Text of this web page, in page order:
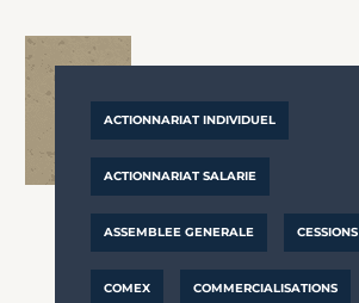
ACTIONNARIAT INDIVIDUEL
ACTIONNARIAT SALARIE
ASSEMBLEE GENERALE CESSIONS
COMEX COMMERCIALISATIONS